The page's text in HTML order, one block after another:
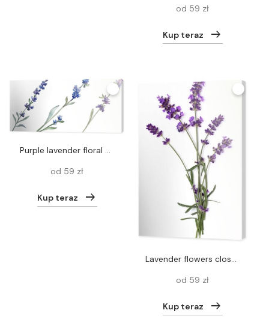
od 59 zł
Kup teraz
Purple lavender floral botanical flower. Wild spring leaf wildflower isolated. Watercolor background illustration set. Watercolour drawing fashion aquarell. Isolated lavender illustration element.
od 59 zł
Kup teraz
Lavender flowers close up isolated on white
od 59 zł
Kup teraz